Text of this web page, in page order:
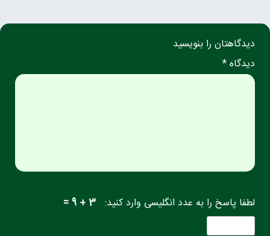
دیدگاهتان را بنویسید
دیدگاه *
لطفا پاسخ را به عدد انگلیسی وارد کنید: 3 + 9 =